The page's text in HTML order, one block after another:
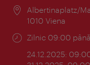
Locul:
Albertinaplatz/
1010 Viena
Program:
Zilnic 09:00
24.12.2025: